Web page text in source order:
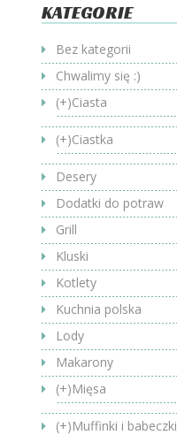
KATEGORIE
Bez kategorii
Chwalimy się :)
(+)Ciasta
(+)Ciastka
Desery
Dodatki do potraw
Grill
Kluski
Kotlety
Kuchnia polska
Lody
Makarony
(+)Mięsa
(+)Muffinki i babeczki